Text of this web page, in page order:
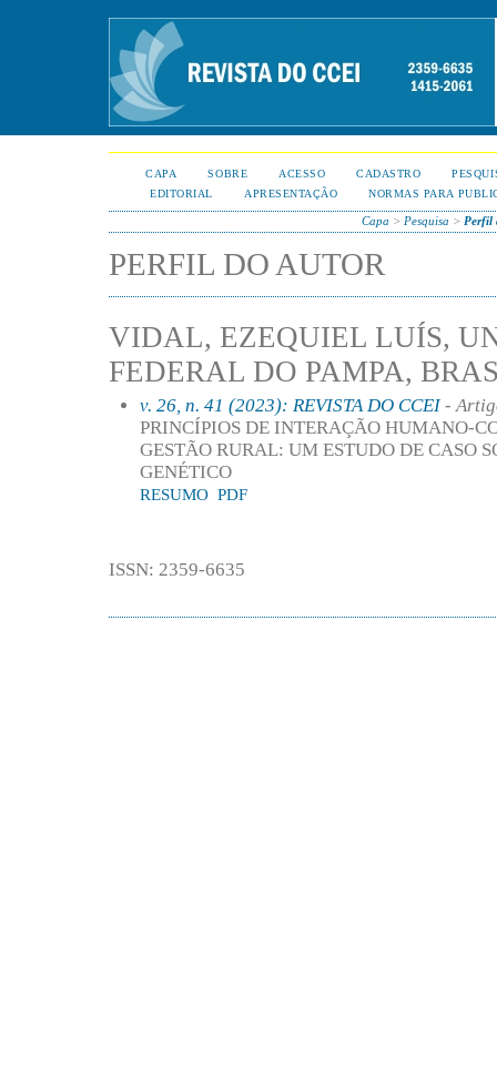
CAPA SOBRE ACESSO CADASTRO
EDITORIAL
APRESENTAÇÃO NORMAS PARA
Capa > Pesquisa > Perfil
PERFIL DO AUTOR
VIDAL, EZEQUIEL LUÍS,
FEDERAL DO PAMPA,
v. 26, n. 41 (2023): REVISTA DO CCEI-
PRINCÍPIOS DE INTERAÇÃO HUMANO-
GESTÃO RURAL: UM ESTUDO DE CASO
GENÉTICO
RESUMO PDF
ISSN: 2359-6635